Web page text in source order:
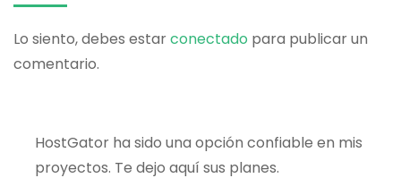
Lo siento, debes estarconectado para publicar un
comentario.
HostGator ha sido una opción confiable en mis
proyectos. Te dejo aquí sus planes.